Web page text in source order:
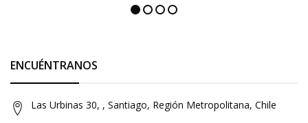
ENCUÉNTRANOS
Las Urbinas 30, , Santiago, Región Metropolitana, Chile